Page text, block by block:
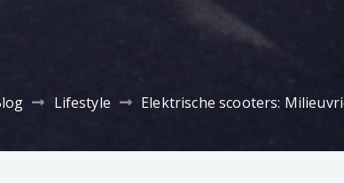
Lifestyle Elektrische scooters: